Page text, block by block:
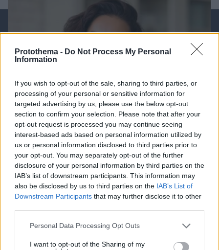
Protothema - Do Not Process My Personal
Information
If you wish to opt-out of the sale, sharing to third parties, or
processing of your personal or sensitive information for
targeted advertising by us, please use the below opt-out
section to confirm your selection. Please note that after your
opt-out request is processed you may continue seeing
interest-based ads based on personal information utilized by
us or personal information disclosed to third parties prior to
your opt-out. You may separately opt-out of the further
disclosure of your personal information by third parties on the
IAB’s list of downstream participants. This information may
also be disclosed by us to third parties on the IAB’s List of
Downstream Participants that may further disclose it to other
Please note that this website/app uses one or more Google
not limited to your visit or usage behaviour. You may click to
Personal Data Processing Opt Outs
I want to opt-out of the Sharing of my
καλύτερο έλεγχο του σακχάρου – Το ένα μειώνει